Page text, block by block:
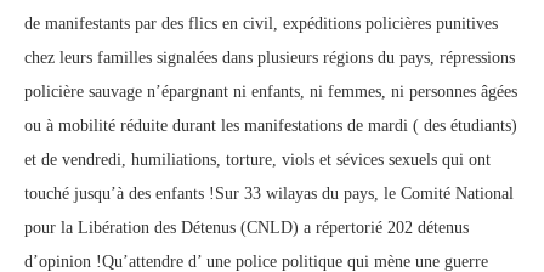
de manifestants par des flics en civil, expéditions policières punitives
chez leurs familles signalées dans plusieurs régions du pays, répressions
policière sauvage n’épargnant ni enfants, ni femmes, ni personnes âgées
ou à mobilité réduite durant les manifestations de mardi ( des étudiants)
et de vendredi, humiliations, torture, viols et sévices sexuels qui ont
touché jusqu’à des enfants !Sur 33 wilayas du pays, le Comité National
pour la Libération des Détenus (CNLD) a répertorié 202 détenus
d’opinion !Qu’attendre d’ une police politique qui mène une guerre